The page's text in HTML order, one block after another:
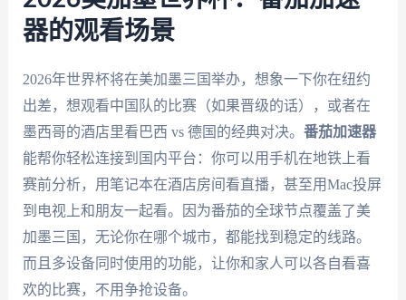
器的观看场景
2026年世界杯将在美加墨三国举办，想象一下你在纽约
出差，想观看中国队的比赛（如果晋级的话），或者在
墨西哥的酒店里看巴西 vs 德国的经典对决。 番茄加速器
能帮你轻松连接到国内平台：你可以用手机在地铁上看
赛前分析，用笔记本在酒店房间看直播，甚至用Mac投屏
到电视上和朋友一起看。因为番茄的全球节点覆盖了美
加墨三国，无论你在哪个城市，都能找到稳定的线路。
而且多设备同时使用的功能，让你和家人可以各自看喜
欢的比赛，不用争抢设备。